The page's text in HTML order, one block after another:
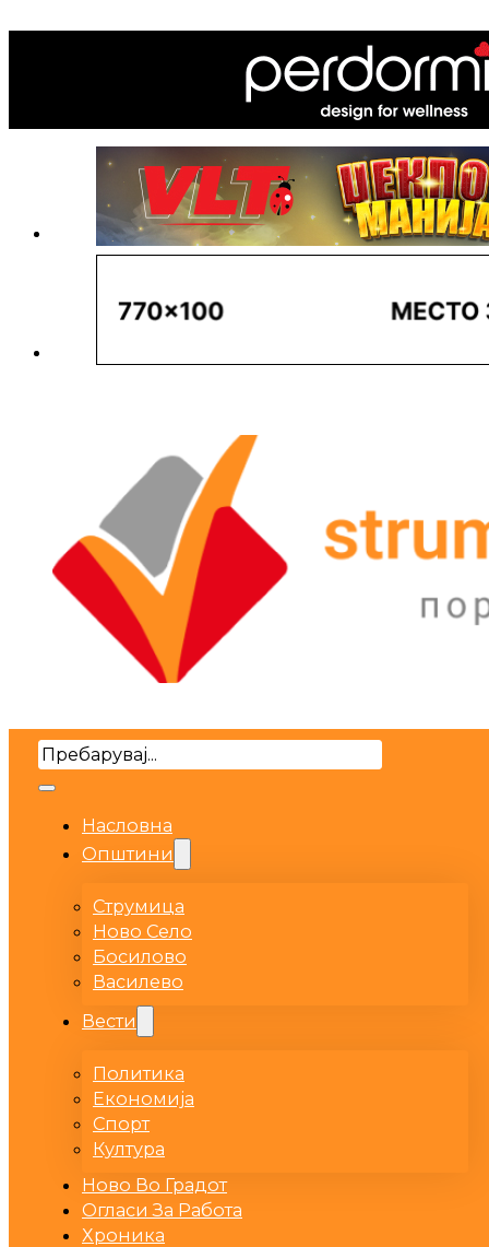
Search
Насловна
Општини
Струмица
Ново Село
Босилово
Василево
Вести
Политика
Економија
Спорт
Култура
Ново Во Градот
Огласи За Работа
Хроника